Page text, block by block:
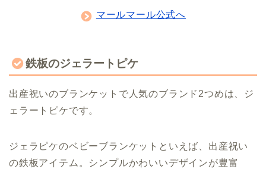
マールマール公式へ
鉄板のジェラートピケ
出産祝いのブランケットで人気のブランド2つめは、ジ
ェラートピケです。
ジェラピケのベビーブランケットといえば、出産祝い
の鉄板アイテム。シンプルかわいいデザインが豊富